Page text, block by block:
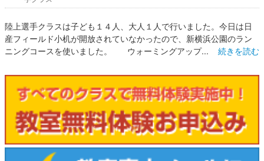
陸上選手クラスは子ども１４人、大人１人で行いました。今日は日
産フィールド小机が開放されていなかったので、新横浜公園のラン
ニングコースを使いました。 ウォーミングアップ... 続きを読む